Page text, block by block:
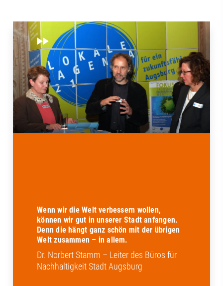
Wenn wir die Welt verbessern wollen,
können wir gut in unserer Stadt anfangen.
Denn die hängt ganz schön mit der übrigen
Welt zusammen – in allem.
Dr. Norbert Stamm – Leiter des Büros für
Nachhaltigkeit Stadt Augsburg